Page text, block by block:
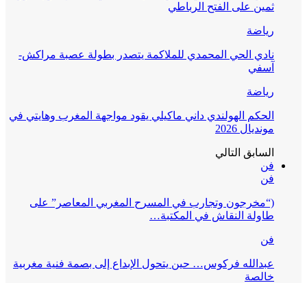
ثمين على الفتح الرباطي
رياضة
نادي الحي المحمدي للملاكمة يتصدر بطولة عصبة مراكش-
آسفي
رياضة
الحكم الهولندي داني ماكيلي يقود مواجهة المغرب وهايتي في
مونديال 2026
السابق التالي
فن
فن
(“مخرجون وتجارب في المسرح المغربي المعاصر” على
طاولة النقاش في المكتبة…
فن
عبدالله فركوس… حين يتحول الإبداع إلى بصمة فنية مغربية
خالصة